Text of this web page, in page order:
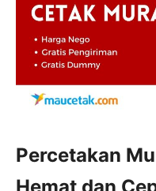
Percetakan